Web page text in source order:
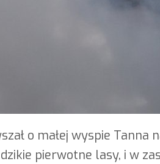
o małej wyspie
pierwotne lasy, i w